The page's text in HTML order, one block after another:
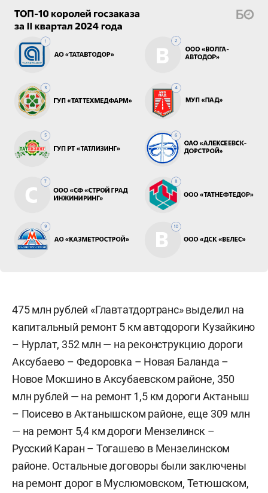
475 млн рублей «Главтатдортранс» выделил на
капитальный ремонт 5 км автодороги Кузайкино
– Нурлат, 352 млн — на реконструкцию дороги
Аксубаево – Федоровка – Новая Баланда –
Новое Мокшино в Аксубаевском районе, 350
млн рублей — на ремонт 1,5 км дороги Актаныш
– Поисево в Актанышском районе, еще 309 млн
— на ремонт 5,4 км дороги Мензелинск –
Русский Каран – Тогашево в Мензелинском
районе. Остальные договоры были заключены
на ремонт дорог в Муслюмовском, Тетюшском,